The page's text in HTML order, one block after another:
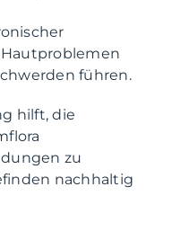
führen.
hilft, die
zu
nachhaltig